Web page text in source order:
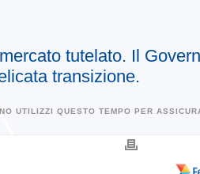
tutelato. Il
transizione.
UTILIZZI QUESTO TEMPO PER